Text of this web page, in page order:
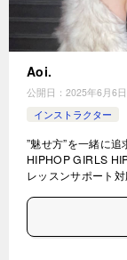
Aoi.
公開日： 2025年6月6日
インストラクター
”魅せ方”を一緒に
HIPHOP GIRLS
レッスンサポート